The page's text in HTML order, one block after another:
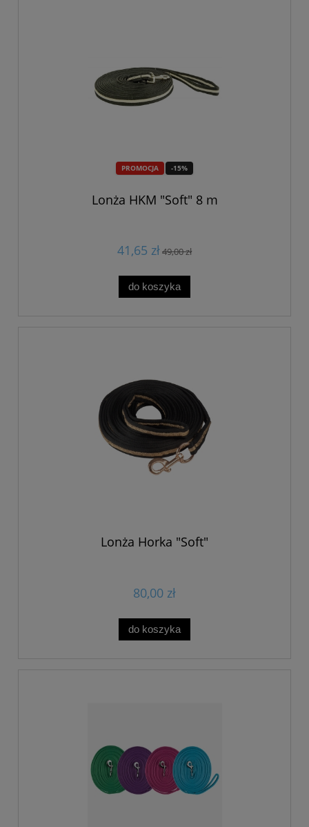
PROMOCJA -15%
Lonża HKM "Soft" 8 m
41,65 zł49,00 zł
do koszyka
Lonża Horka "Soft"
80,00 zł
do koszyka